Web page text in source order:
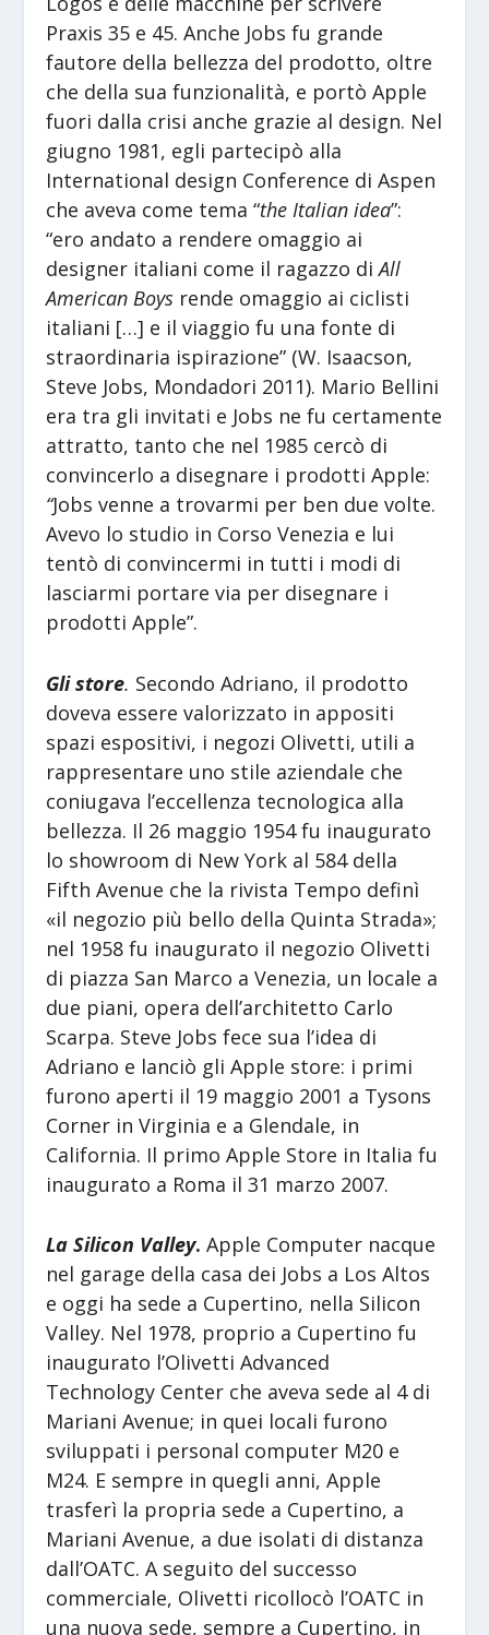
Praxis 35 e 45. Anche Jobs fu grande
fautore della bellezza del prodotto, oltre
che della sua funzionalità, e portò Apple
fuori dalla crisi anche grazie al design. Nel
giugno 1981, egli partecipò alla
International design Conference di Aspen
che aveva come tema “the Italian idea”:
“ero andato a rendere omaggio ai
designer italiani come il ragazzo diAll
American Boys rende omaggio ai ciclisti
italiani […] e il viaggio fu una fonte di
straordinaria ispirazione” (W. Isaacson,
Steve Jobs, Mondadori 2011). Mario Bellini
era tra gli invitati e Jobs ne fu certamente
attratto, tanto che nel 1985 cercò di
convincerlo a disegnare i prodotti Apple:
“Jobs venne a trovarmi per ben due volte.
Avevo lo studio in Corso Venezia e lui
tentò di convincermi in tutti i modi di
lasciarmi portare via per disegnare i
prodotti Apple”.
Gli store. Secondo Adriano, il prodotto
doveva essere valorizzato in appositi
spazi espositivi, i negozi Olivetti, utili a
rappresentare uno stile aziendale che
coniugava l’eccellenza tecnologica alla
bellezza. Il 26 maggio 1954 fu inaugurato
lo showroom di New York al 584 della
Fifth Avenue che la rivista Tempo definì
«il negozio più bello della Quinta Strada»;
nel 1958 fu inaugurato il negozio Olivetti
di piazza San Marco a Venezia, un locale a
due piani, opera dell’architetto Carlo
Scarpa. Steve Jobs fece sua l’idea di
Adriano e lanciò gli Apple store: i primi
furono aperti il 19 maggio 2001 a Tysons
Corner in Virginia e a Glendale, in
California. Il primo Apple Store in Italia fu
inaugurato a Roma il 31 marzo 2007.
La Silicon Valley. Apple Computer nacque
nel garage della casa dei Jobs a Los Altos
e oggi ha sede a Cupertino, nella Silicon
Valley. Nel 1978, proprio a Cupertino fu
inaugurato l’Olivetti Advanced
Technology Center che aveva sede al 4 di
Mariani Avenue; in quei locali furono
sviluppati i personal computer M20 e
M24. E sempre in quegli anni, Apple
trasferì la propria sede a Cupertino, a
Mariani Avenue, a due isolati di distanza
dall’OATC. A seguito del successo
commerciale, Olivetti ricollocò l’OATC in
una nuova sede, sempre a Cupertino, in